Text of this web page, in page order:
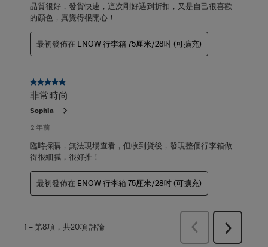
品質很好，發貨快速，這次剛好遇到折扣，又是自己很喜歡
的顏色，真覺得很開心！
最初發佈在 ENOW 行李箱 75厘米/28吋 (可擴充)
5星，共5星。
非常時尚
Sophia
2 年前
臨時採購，無法現場查看，但收到貨後，發現整個行李箱做
得很細膩，很好推！
最初發佈在 ENOW 行李箱 75厘米/28吋 (可擴充)
1 –第8項，共20項評論
上
下